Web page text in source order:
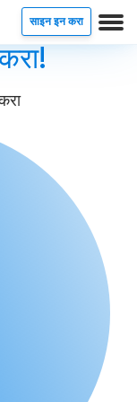
साइन इन करा